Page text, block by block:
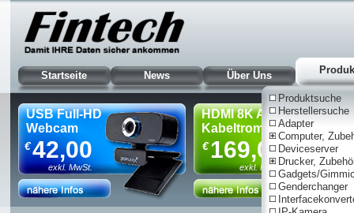
Startseite News Über Uns
Produktsuche
Herstellersuche
Adapter
Computer,
Deviceserver
Drucker,
Gadgets/
Genderchanger
USB Full-HD
Webcam
42,00
€
exkl. MwSt.
HDMI 8K AOC
Kabeltrommel, 90m
169,00
€
exkl. MwSt.